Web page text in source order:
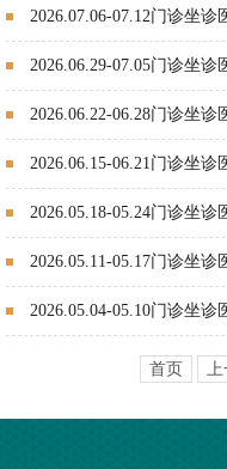
2026.07.06-07.12门诊坐诊
2026.06.29-07.05门诊坐诊
2026.06.22-06.28门诊坐诊
2026.06.15-06.21门诊坐诊
2026.05.18-05.24门诊坐诊
2026.05.11-05.17门诊坐诊
2026.05.04-05.10门诊坐诊
首页 上